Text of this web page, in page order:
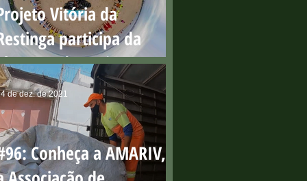
Vitória da
participa da
do Projeto Praia
Conheça a AMARIV,
de dez. de 2021